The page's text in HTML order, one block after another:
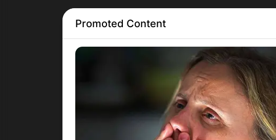
Чудо во
Исус
Во селотo
и Дамјан стана
дека
Promoted Content